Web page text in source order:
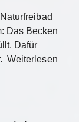
Das Becken
Dafür
Weiterlesen